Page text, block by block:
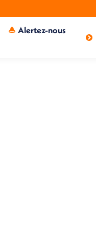
Alertez-nous